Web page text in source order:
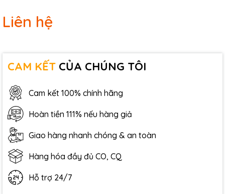
Liên hệ
CAM KẾT CỦA CHÚNG TÔI
Cam kết 100% chính hãng
Hoàn tiền 111% nếu hàng giả
Giao hàng nhanh chóng & an toàn
Hàng hóa đầy đủ CO, CQ
Hỗ trợ 24/7